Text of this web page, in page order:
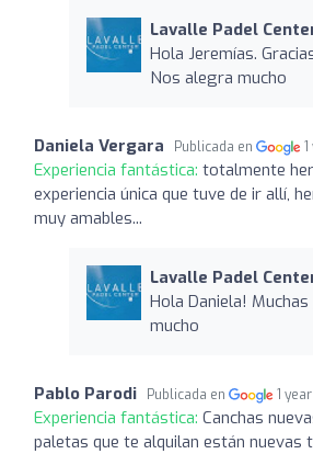
Lavalle Padel
Hola Jeremías.
Nos alegra mucho
Daniela Vergara Publicada en
Experiencia fantástica: totalmente
experiencia única que tuve de ir allí,
muy amables...
Lavalle Padel
Hola Daniela!
mucho
Pablo Parodi Publicada en 1
Experiencia fantástica: Canchas
paletas que te alquilan están nuevas